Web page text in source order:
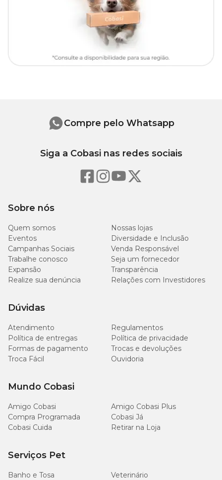
1,9cm
Sobre nós
Quem somos
Nossas lojas
Eventos
Diversidade e Inclusão
Campanhas Sociais
Venda Responsável
Trabalhe conosco
Seja um fornecedor
Expansão
Transparência
Realize sua denúncia
Relações com Investidores
Dúvidas
Atendimento
Regulamentos
Política de entregas
Política de privacidade
Formas de pagamento
Trocas e devoluções
Troca Fácil
Ouvidoria
Mundo Cobasi
Amigo Cobasi
Amigo Cobasi Plus
Compra Programada
Cobasi Já
Cobasi Cuida
Retirar na Loja
Serviços Pet
Banho e Tosa
Veterinário
Compre pelo Whatsapp
Siga a Cobasi nas redes sociais